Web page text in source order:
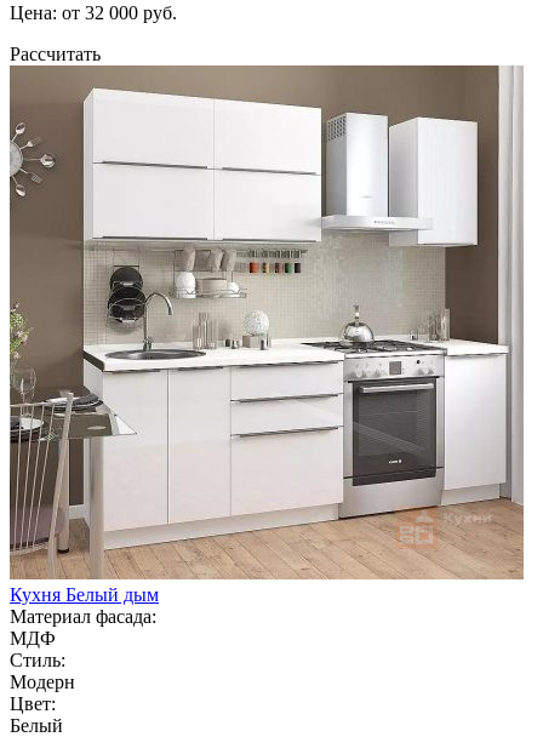
Цена: от 32 000 руб.
Рассчитать
Кухня Белый дым
Материал фасада:
МДФ
Стиль:
Модерн
Цвет:
Белый